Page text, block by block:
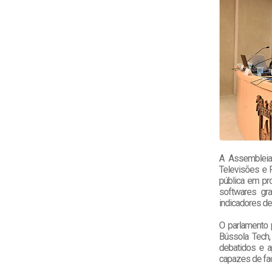
A
Televisões e
pública em
softwares
indicadores
O
Bússola
debatidos e
capazes de